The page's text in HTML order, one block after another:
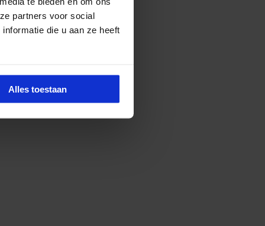
partners voor social
die u aan ze heeft
Alles toestaan